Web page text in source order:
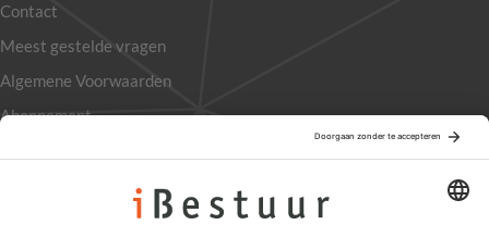
Contact
Meest gestelde vragen
Algemene Voorwaarden
Abonnement